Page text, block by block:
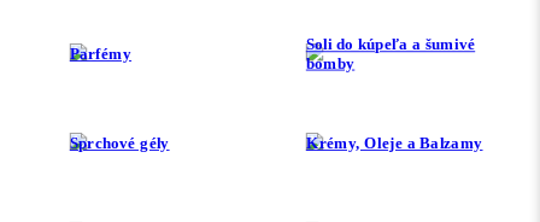
Parfémy
Soli do kúpeľa a šumivé
bomby
Sprchové gély Krémy, Oleje a Balzamy